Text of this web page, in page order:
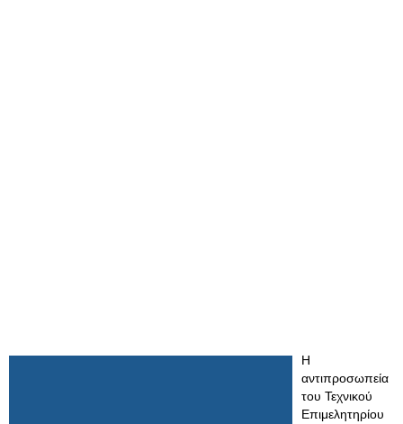
Η
αντιπροσωπεία
του Τεχνικού
Επιμελητηρίου